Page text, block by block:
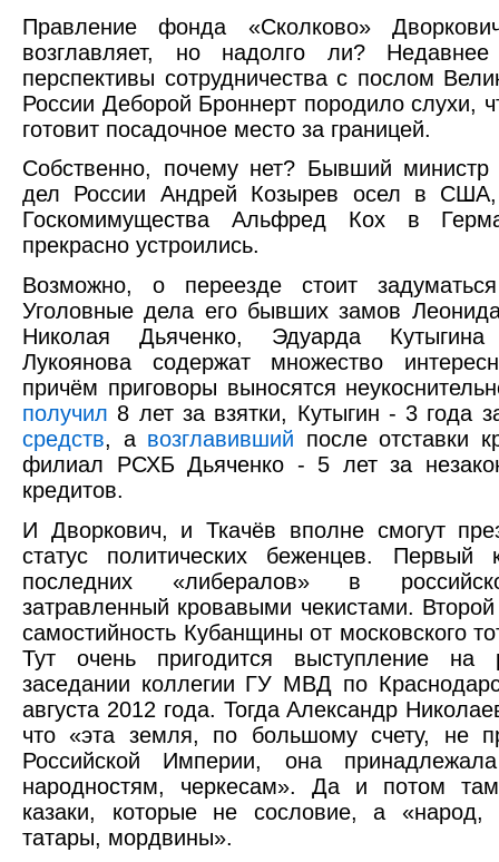
Правление фонда «Сколково»
возглавляет, но надолго ли?
перспективы сотрудничества с послом
России Деборой Броннерт породило слухи,
готовит посадочное место за границей.
Собственно, почему нет? Бывший министр
дел России Андрей Козырев осел в США,
Госкомимущества Альфред Кох в
прекрасно устроились.
Возможно, о переезде стоит
Уголовные дела его бывших замов
Николая Дьяченко, Эдуарда
Лукоянова содержат множество
причём приговоры выносятся
получил 8 лет за взятки, Кутыгин - 3 года
средств, а возглавивший после отставки
филиал РСХБ Дьяченко - 5 лет за
кредитов.
И Дворкович, и Ткачёв вполне смогут
статус политических беженцев. Первый
последних «либералов» в
затравленный кровавыми чекистами.
самостийность Кубанщины от московского
Тут очень пригодится выступление на
заседании коллегии ГУ МВД по
августа 2012 года. Тогда Александр
что «эта земля, по большому счету, не
Российской Империи, она принадлежала
народностям, черкесам». Да и потом
казаки, которые не сословие, а «народ,
татары, мордвины».